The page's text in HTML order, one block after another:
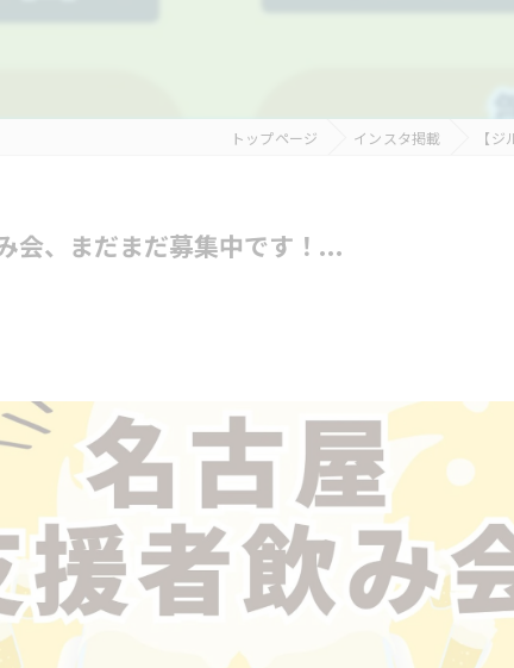
トップページ インスタ掲載 【
会、まだまだ募集中です！...